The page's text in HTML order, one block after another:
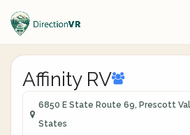
Affinity RV
6850 E State Route 69, Prescott
States